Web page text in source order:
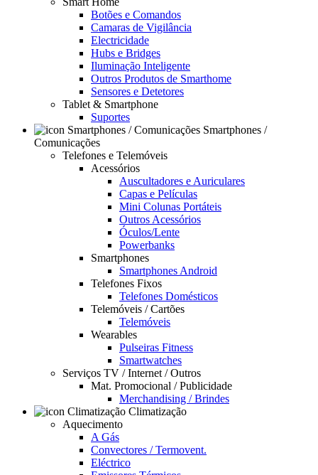
Botões e Comandos
Camaras de Vigilância
Electricidade
Hubs e Bridges
Iluminação Inteligente
Outros Produtos de Smarthome
Sensores e Detetores
Tablet & Smartphone
Suportes
Smartphones /
Comunicações
Telefones e Telemóveis
Acessórios
Auscultadores e Auriculares
Capas e Películas
Mini Colunas Portáteis
Outros Acessórios
Óculos/Lente
Powerbanks
Smartphones
Smartphones Android
Telefones Fixos
Telefones Domésticos
Telemóveis / Cartões
Telemóveis
Wearables
Pulseiras Fitness
Smartwatches
Serviços TV / Internet / Outros
Mat. Promocional / Publicidade
Merchandising / Brindes
Climatização
Aquecimento
A Gás
Convectores / Termovent.
Eléctrico